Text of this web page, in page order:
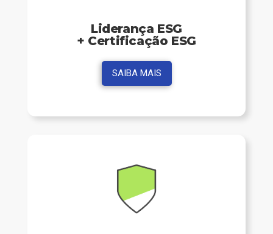
Liderança ESG
+ Certificação ESG
SAIBA MAIS